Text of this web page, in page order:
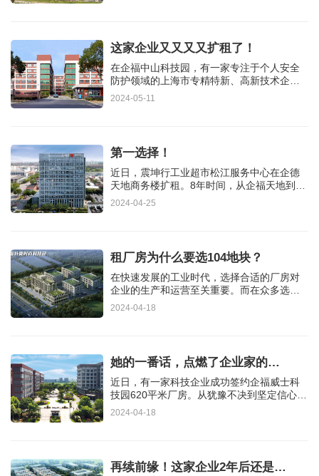
这家企业又又又又扩租了！
在企福中山科技园，有一家专注于个人安全
防护领域的上海市专精特新、高新技术企业
——上海呼享环保科技有限…
2024-05-11
第一选择！
近日，震坤行工业超市松江服务中心在企德
天地商务楼扩租。8年时间，从企福天地到企
德天地，企福始终是震坤…
2024-04-25
租厂房为什么要选104地块？
在快速发展的工业时代，选择合适的厂房对
企业的生产和运营至关重要。而在众多选择
中，104地块因其独特的优势…
2024-04-18
她的一番话，点燃了企业家的…
近日，有一家科技企业成功签约企福威士科
技园620平米厂房。从犹豫不决到坚定信心，
企福集团招商总监吴芸的一…
2024-04-18
再续前缘！这家企业2年后还是…